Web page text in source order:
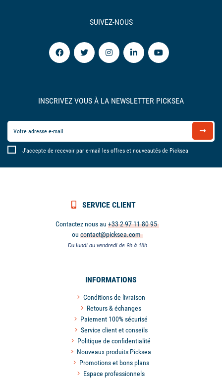
SUIVEZ-NOUS
INSCRIVEZ VOUS À LA NEWSLETTER PICKSEA
J'accepte de recevoir par e-mail les offres et nouveautés de Picksea
SERVICE CLIENT
Contactez nous au +33 2 97 11 80 95
ou contact@picksea.com
Du lundi au vendredi de 9h à 18h
INFORMATIONS
Conditions de livraison
Retours & échanges
Paiement 100% sécurisé
Service client et conseils
Politique de confidentialité
Nouveaux produits Picksea
Promotions et bons plans
Espace professionnels